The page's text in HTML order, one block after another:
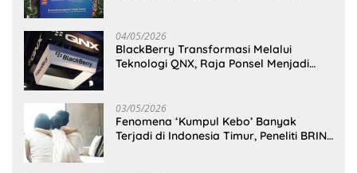
04/05/2026
BlackBerry Transformasi Melalui
Teknologi QNX, Raja Ponsel Menjadi
03/05/2026
Fenomena ‘Kumpul Kebo’ Banyak
Terjadi di Indonesia Timur, Peneliti BRIN